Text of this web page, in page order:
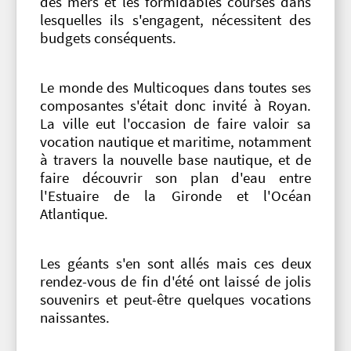
lesquelles ils s'engagent, nécessitent des
budgets conséquents.
Le monde des Multicoques dans toutes ses
composantes s'était donc invité à Royan.
La ville eut l'occasion de faire valoir sa
vocation nautique et maritime, notamment
à travers la nouvelle base nautique, et de
faire découvrir son plan d'eau entre
l'Estuaire de la Gironde et l'Océan
Atlantique.
Les géants s'en sont allés mais ces deux
rendez-vous de fin d'été ont laissé de jolis
souvenirs et peut-être quelques vocations
naissantes.